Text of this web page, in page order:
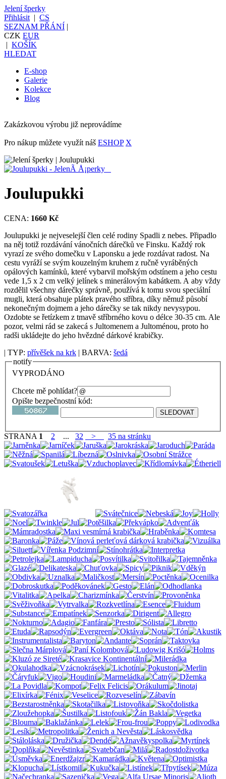
Jelení šperky
Přihlásit | CS
SEZNAM PŘÁNÍ |
CZK EUR
| KOŠÍK
HLEDAT
E-shop
Galerie
Kolekce
Blog
Zakázkovou výrobu již neprovádíme
Pro nákup můžete využít náš ESHOP X
Joulupukki
CENA: 1660 Kč
Joulupukki je nejveselejší člen celé rodiny Spadli z nebes. Připadlo
na něj totiž rozdávání vánočních dárečků ve Finsku. Každý rok
vyrazí ze svého domečku v Laponsku a jede rozdávat radost. Na
cestu vyráží se svým kouzelným kruhem z ručně vyráběných
opálových kamínků, které vybarvil mořským odstínem a jeho cestu
vede 1,5 x 2 cm velký jelínek s minerálovým kabátkem. A aby vždy
rozdělil všechny dárečky správně, používá k tomu svou speciální
mugli, která obsahuje plátek pravého stříbra, díky němuž působí
nekonečným dojmem a jeho dárečky se tak nikdy nevysypou.
Ozdobte se řetízkem z tmavě stříbrného kovu o délce 30-35 cm. Ale
pozor, velmi rád se zakecá s Jultomenem a Jultoménou, proto ho
radši ukládejte do jeho hvězdné dárkové krabičky.
| TYP: přívěšek na krk | BARVA: šedá
notify
VYPRODÁNO
Chcete mě pohlídat?
Opište bezpečnostní kód:
STRANA 1 2 ... 32 > 35 na stránku